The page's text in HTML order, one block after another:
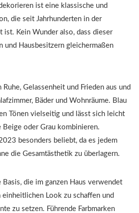
ist eine klassische und
die seit Jahrhunderten in der
ist. Kein Wunder also, dass dieser
und Hausbesitzern gleichermaßen
Gelassenheit und Frieden aus und
Bäder und Wohnräume. Blau
Tönen vielseitig und lässt sich leicht
Beige oder Grau kombinieren.
besonders beliebt, da es jedem
die Gesamtästhetik zu überlagern.
die im ganzen Haus verwendet
Look zu schaffen und
zu setzen. Führende Farbmarken